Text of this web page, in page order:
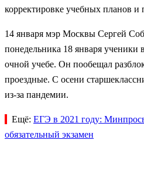
корректировке учебных планов и
14 января мэр Москвы Сергей
понедельника 18 января ученики
очной учебе. Он пообещал
проездные. С осени
из-за пандемии.
Ещё: ЕГЭ в 2021 году:
обязательный экзамен